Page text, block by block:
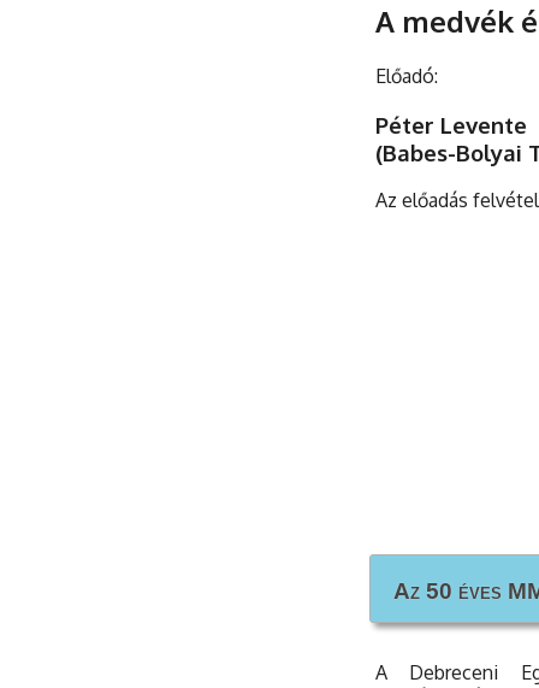
A medvék
Előadó:
Péter Levente
(Babes-Bolyai
Az előadás
Az 50 éves
Az 50 éves
A Debreceni